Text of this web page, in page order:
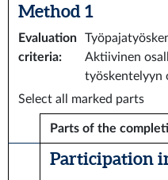
Method 1
Evaluation
criteria:
Aktiivinen
työskentelyyn
Select all marked parts
Parts of the
Participation